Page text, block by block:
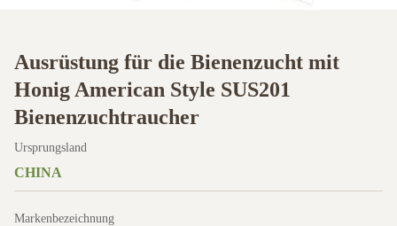
Ausrüstung für die Bienenzucht mit
Honig American Style SUS201
Bienenzuchtraucher
Ursprungsland
CHINA
Markenbezeichnung